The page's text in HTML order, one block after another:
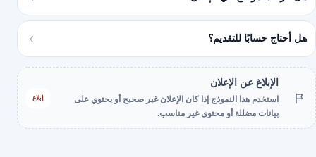
هل أحتاج حسابًا للتقديم؟
الإبلاغ عن الإعلان
استخدم هذا النموذج إذا كان الإعلان غير صحيح أو يحتوي على
بيانات مضللة أو محتوى غير مناسب.
إبلاغ